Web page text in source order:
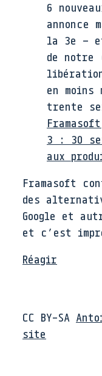
6
annonce
la 3e –
de notre
libération
en moins
trente
3 : 30
aux
Framasoft
des
Google et
et c’est
Réagir
CC BY-SA
site